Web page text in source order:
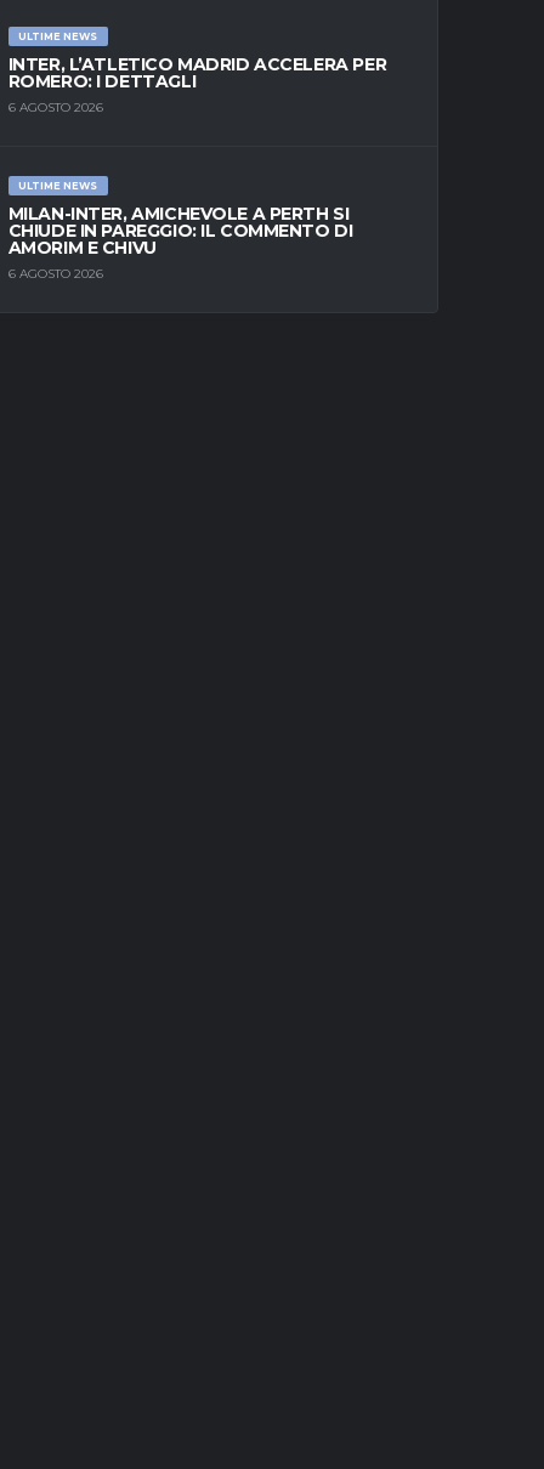
ULTIME NEWS
INTER, L’ATLETICO MADRID ACCELERA PER
ROMERO: I DETTAGLI
6 AGOSTO 2026
ULTIME NEWS
MILAN-INTER, AMICHEVOLE A PERTH SI
CHIUDE IN PAREGGIO: IL COMMENTO DI
AMORIM E CHIVU
6 AGOSTO 2026